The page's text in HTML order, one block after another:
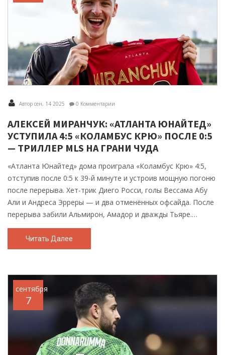
Автор сен, 14 2025 0 Комментарии
АЛЕКСЕЙ МИРАНЧУК: «АТЛАНТА ЮНАЙТЕД»
УСТУПИЛА 4:5 «КОЛАМБУС КРЮ» ПОСЛЕ 0:5
— ТРИЛЛЕР MLS НА ГРАНИ ЧУДА
«Атланта Юнайтед» дома проиграла «Коламбус Крю» 4:5,
отступив после 0:5 к 39-й минуте и устроив мощную погоню
после перерыва. Хет-трик Диего Росси, голы Вессама Абу
Али и Андреса Эрреры — и два отменённых офсайда. После
перерыва забили Альмирон, Амадор и дважды Тьяре.
Алексей Миранчук вышел на замену в фазе камбэка, но
сравнять счет не удалось.
Читать Далее
сентября
7